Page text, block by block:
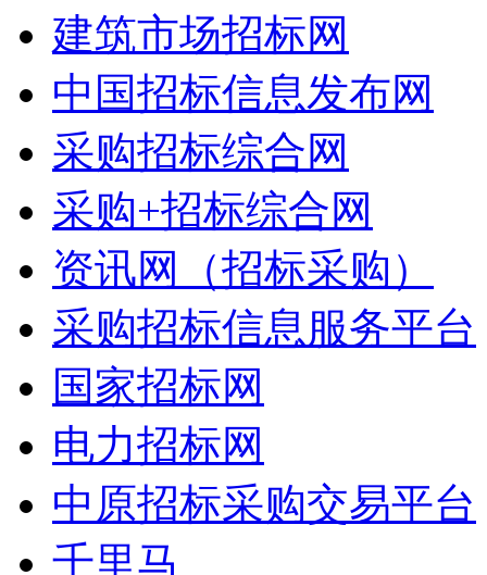
建筑市场招标网
中国招标信息发布网
采购招标综合网
采购+招标综合网
资讯网（招标采购）
采购招标信息服务平台
国家招标网
电力招标网
中原招标采购交易平台
千里马